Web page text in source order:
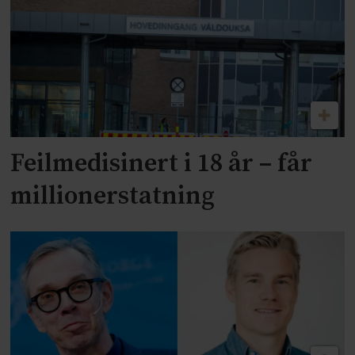
Feilmedisinert i 18 år – får
millionerstatning